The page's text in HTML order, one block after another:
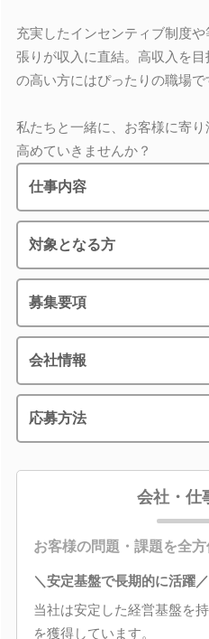
充実したインセンティブ制度
張りが収入に直結。高収入を
の高い方にはぴったりの職場で
私たちと一緒に、お客様に寄
高めていきませんか？
仕事内容
対象となる方
募集要項
会社情報
応募方法
会社・仕
お客様の問題・課題を全
＼安定基盤で長期的に活躍／
当社は安定した経営基盤を
を獲得しています。